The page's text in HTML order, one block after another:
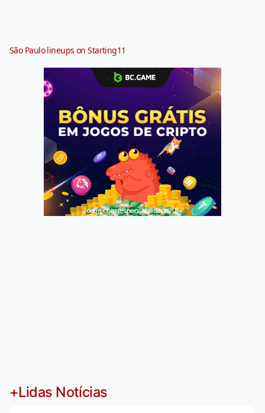
São Paulo lineups on Starting11
Jogue com responsabilidade. 18+
+Lidas Notícias